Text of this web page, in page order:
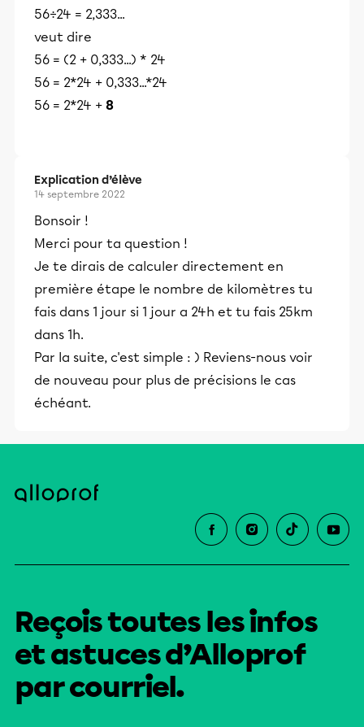
56÷24 = 2,333...
veut dire
56 = (2 + 0,333...) * 24
56 = 2*24 + 0,333...*24
56 = 2*24 + 8
Explication d’élève
14 septembre 2022
Bonsoir !
Merci pour ta question !
Je te dirais de calculer directement en
première étape le nombre de kilomètres tu
fais dans 1 jour si 1 jour a 24h et tu fais 25km
dans 1h.
Par la suite, c'est simple : ) Reviens-nous voir
de nouveau pour plus de précisions le cas
échéant.
Reçois toutes les infos
et astuces d’Alloprof
par courriel.